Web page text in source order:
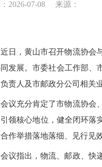
2026-07-08 来源：
近日，黄山市召开物流协会
发展。市委社会工作部、
责人及市邮政分公司相关
会议充分肯定了市物流协会
领核心地位，健全闭环落
作举措落地落细、见行见
会议指出，物流、邮政、快